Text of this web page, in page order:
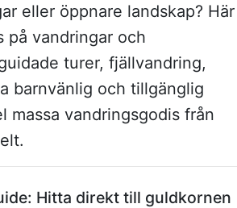
eller öppnare landskap? Här
på vandringar och
turer, fjällvandring,
barnvänlig och tillgänglig
massa vandringsgodis från
Hitta direkt till guldkornen